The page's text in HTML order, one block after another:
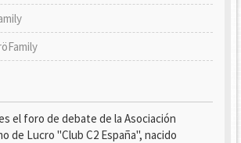
el foro de debate de la Asociación
de Lucro "Club C2 España", nacido